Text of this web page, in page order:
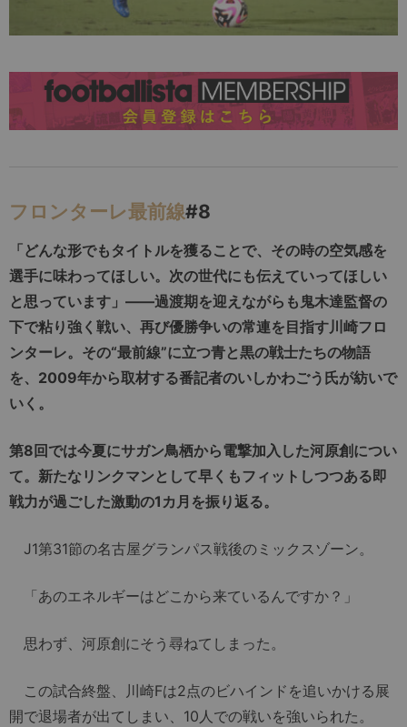
フロンターレ最前線#8
「どんな形でもタイトルを獲ることで、その時の空気感を
選手に味わってほしい。次の世代にも伝えていってほしい
と思っています」――過渡期を迎えながらも鬼木達監督の
下で粘り強く戦い、再び優勝争いの常連を目指す川崎フロ
ンターレ。その“最前線”に立つ青と黒の戦士たちの物語
を、2009年から取材する番記者のいしかわごう氏が紡いで
いく。
第8回では今夏にサガン鳥栖から電撃加入した河原創につい
て。新たなリンクマンとして早くもフィットしつつある即
戦力が過ごした激動の1カ月を振り返る。
J1第31節の名古屋グランパス戦後のミックスゾーン。
「あのエネルギーはどこから来ているんですか？」
思わず、河原創にそう尋ねてしまった。
この試合終盤、川崎Fは2点のビハインドを追いかける展
開で退場者が出てしまい、10人での戦いを強いられた。